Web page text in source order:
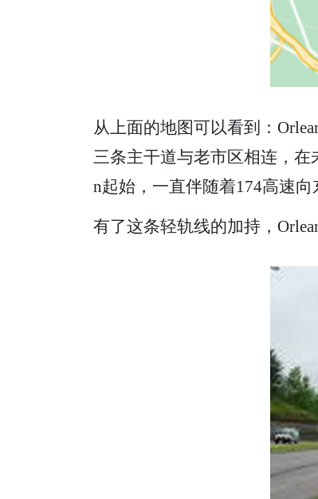
从上面的地图可以看到：
三条主干道与老市区相连，
n起始，一直伴随着174高速向
有了这条轻轨线的加持，